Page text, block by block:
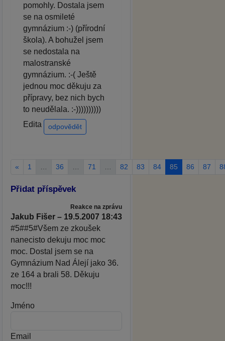
pomohly. Dostala jsem
se na osmileté
gymnázium :-) (přírodní
škola). A bohužel jsem
se nedostala na
malostranské
gymnázium. :-( Ještě
jednou moc děkuju za
přípravy, bez nich bych
to neudělala. :-))))))))))
Edita
odpovědět
« 1 36 71 82 83 84 85 86 87
Přidat příspěvek
Reakce na zprávu
Jakub Fišer – 19.5.2007 18:43
#5##5#Všem ze zkoušek
nanecisto dekuju moc moc
moc. Dostal jsem se na
Gymnázium Nad Álejí jako 36.
ze 164 a brali 58. Děkuju
moc!!!
Jméno
Email